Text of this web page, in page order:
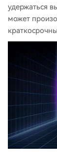
удержаться
может